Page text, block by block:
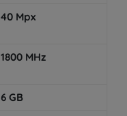
40 Mpx
1800 MHz
6 GB